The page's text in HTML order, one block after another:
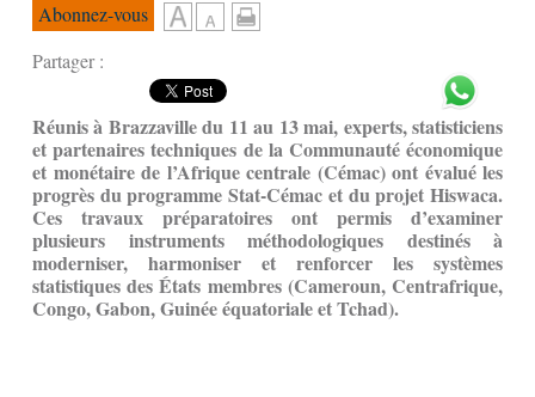
Abonnez-vous
Partager :
Réunis à Brazzaville du 11 au 13 mai, experts, statisticiens
et partenaires techniques de la Communauté économique
et monétaire de l’Afrique centrale (Cémac) ont évalué les
progrès du programme Stat-Cémac et du projet Hiswaca.
Ces travaux préparatoires ont permis d’examiner
plusieurs instruments méthodologiques destinés à
moderniser, harmoniser et renforcer les systèmes
statistiques des États membres (Cameroun, Centrafrique,
Congo, Gabon, Guinée équatoriale et Tchad).